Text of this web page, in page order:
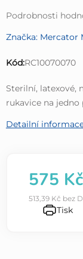
Průměrné
produktu
0,0
Podrobnosti
Značka: Mercator
Kód:RC10070070
Sterilní, latexové,
rukavice na jedno
Detailní
575 Kč
513,39 Kč bez
Tisk